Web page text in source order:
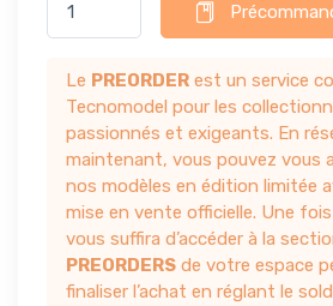
Le PREORDER est un service
Tecnomodel pour les
passionnés et exigeants. En
maintenant, vous pouvez vous
nos modèles en édition limitée
mise en vente officielle. Une fois
vous suffira d’accéder à la
PREORDERS de votre espace
finaliser l’achat en réglant le